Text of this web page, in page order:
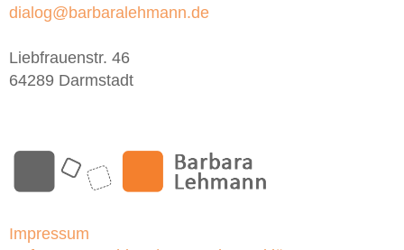
dialog@barbaralehmann.de
Liebfrauenstr. 46
64289 Darmstadt
Impressum